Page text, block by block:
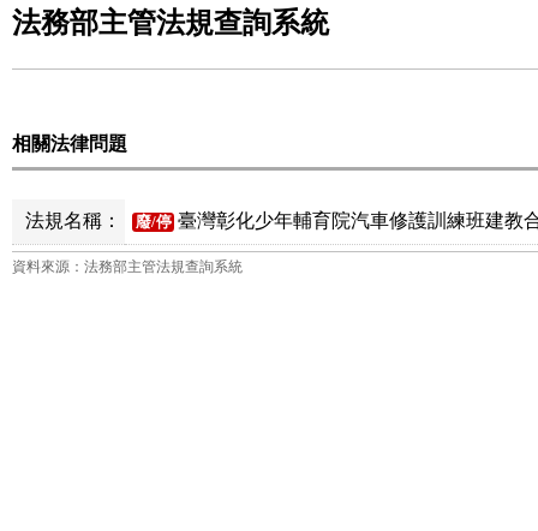
法務部主管法規查詢系統
相關法律問題
法規名稱： 廢/停 臺灣彰化少年輔育院汽車修護訓練班建教
資料來源：法務部主管法規查詢系統